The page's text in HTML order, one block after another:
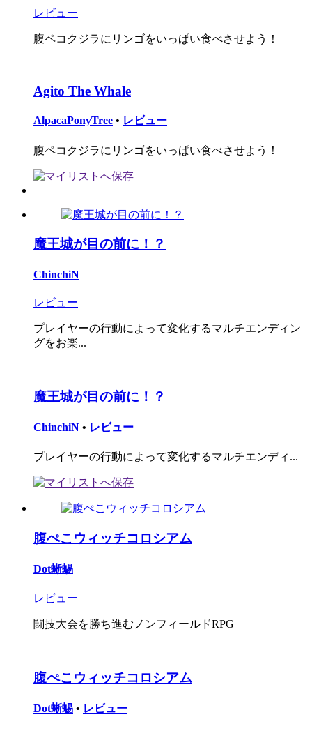
レビュー
腹ペコクジラにリンゴをいっぱい食べさせよう！
Agito The Whale
AlpacaPonyTree • レビュー
腹ペコクジラにリンゴをいっぱい食べさせよう！
魔王城が目の前に！？
ChinchiN
レビュー
プレイヤーの行動によって変化するマルチエンディン
グをお楽...
魔王城が目の前に！？
ChinchiN • レビュー
プレイヤーの行動によって変化するマルチエンディ...
腹ぺこウィッチコロシアム
Dot蜥蜴
レビュー
闘技大会を勝ち進むノンフィールドRPG
腹ぺこウィッチコロシアム
Dot蜥蜴 • レビュー